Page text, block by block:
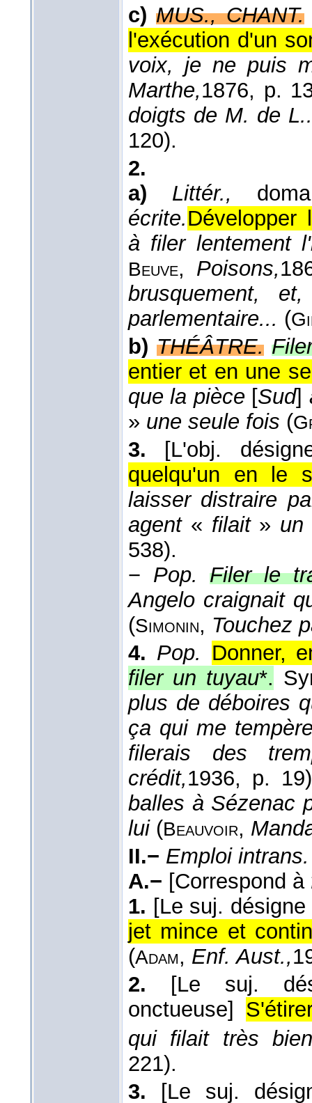
c) MUS., CHANT.
l'exécution d'un
voix, je ne puis
Marthe,1876, p.
doigts de M. de
120).
2.
a)
Littér.,
écrite.Développer
à filer lentement
Beuve, Poisons,
brusquement,
parlementaire... (
b) THÉÂTRE.
entier et en une
que la pièce [Sud]
» une seule fois (
3.
[L'obj.
quelqu'un en le
laisser distraire
agent « filait» un
538).
− Pop.
Filer le
Angelo craignait
(Simonin, Touchez
4. Pop. Donner,
filer un tuyau*.
plus de déboires
ça qui me
filerais des
crédit,1936, p.
balles à Sézenac
lui(Beauvoir,
II.− Emploi intrans.
A.− [Correspond à
1. [Le suj.
jet mince et
(Adam, Enf. Aust.,
2.
[Le suj.
onctueuse]
qui filait très
221).
3.
[Le suj.